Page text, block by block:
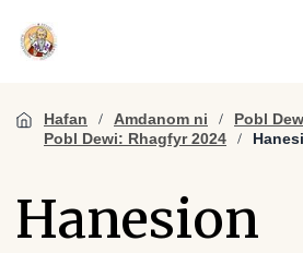
Hafan Amdanom ni
Pobl
Pobl Dewi: Rhagfyr 2024
Hanesion